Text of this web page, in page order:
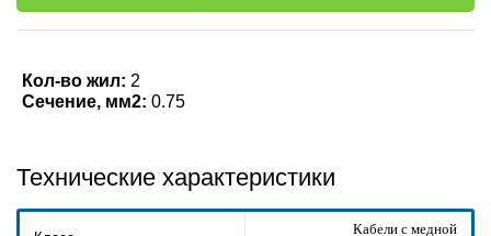
Кол-во жил: 2
Сечение, мм2: 0.75
Технические характеристики
Кабели с медной